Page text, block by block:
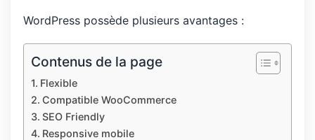
WordPress possède plusieurs avantages :
Contenus de la page
Flexible
Compatible WooCommerce
SEO Friendly
Responsive mobile